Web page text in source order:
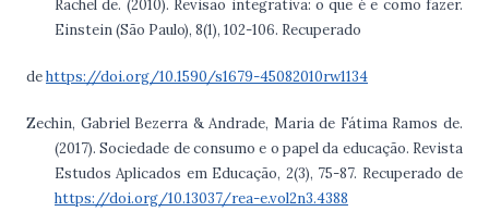
Rachel de. (2010). Revisão integrativa: o que é e como fazer.
Einstein (São Paulo), 8(1), 102-106. Recuperado
dehttps://doi.org/10.1590/s1679-45082010rw1134
Zechin, Gabriel Bezerra & Andrade, Maria de Fátima Ramos de.
(2017). Sociedade de consumo e o papel da educação. Revista
Estudos Aplicados em Educação, 2(3), 75-87. Recuperado de
https://doi.org/10.13037/rea-e.vol2n3.4388